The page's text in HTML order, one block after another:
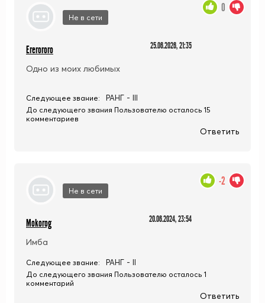
Не в сети
Ererororo 25.06.2026, 21:35
Одно из моих любимых
0
Следующее звание: РАНГ - III
До следующего звания Пользователю осталось 15
комментариев
Ответить
Не в сети
Mokorog 20.06.2024, 23:54
Имба
-2
Следующее звание: РАНГ - II
До следующего звания Пользователю осталось 1
комментарий
Ответить